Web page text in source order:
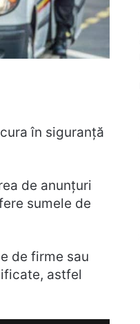
în siguranță
de anunțuri
sumele de
de firme sau
astfel